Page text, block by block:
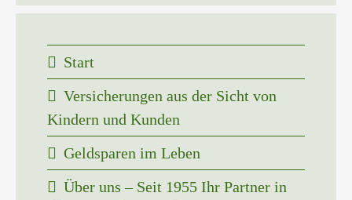
Start
Versicherungen aus der Sicht von
Kindern und Kunden
Geldsparen im Leben
Über uns – Seit 1955 Ihr Partner in